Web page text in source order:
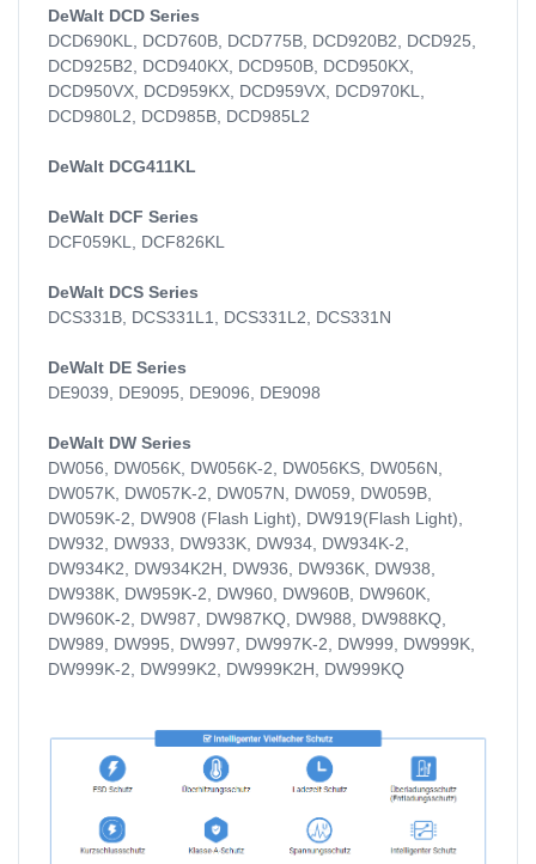
DeWalt DCD Series
DCD690KL, DCD760B, DCD775B, DCD920B2, DCD925,
DCD925B2, DCD940KX, DCD950B, DCD950KX,
DCD950VX, DCD959KX, DCD959VX, DCD970KL,
DCD980L2, DCD985B, DCD985L2
DeWalt DCG411KL
DeWalt DCF Series
DCF059KL, DCF826KL
DeWalt DCS Series
DCS331B, DCS331L1, DCS331L2, DCS331N
DeWalt DE Series
DE9039, DE9095, DE9096, DE9098
DeWalt DW Series
DW056, DW056K, DW056K-2, DW056KS, DW056N,
DW057K, DW057K-2, DW057N, DW059, DW059B,
DW059K-2, DW908 (Flash Light), DW919(Flash Light),
DW932, DW933, DW933K, DW934, DW934K-2,
DW934K2, DW934K2H, DW936, DW936K, DW938,
DW938K, DW959K-2, DW960, DW960B, DW960K,
DW960K-2, DW987, DW987KQ, DW988, DW988KQ,
DW989, DW995, DW997, DW997K-2, DW999, DW999K,
DW999K-2, DW999K2, DW999K2H, DW999KQ